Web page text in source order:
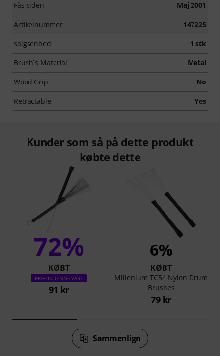
Fås siden Maj 2001
Artikelnummer 147225
salgsenhed 1 stk
Brush`s Material Metal
Wood Grip No
Retractable Yes
Kunder som så på dette produkt
købte dette
72%
KØBT
PRÆCIS DENNE VARE
91 kr
6%
KØBT
Millenium TC54 Nylon Drum
Brushes
79 kr
Sammenlign